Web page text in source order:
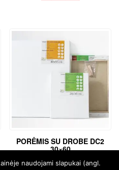
PORĖMIS SU DROBE DC2
30×60
€ 9,35
naudojami slapukai (angl.